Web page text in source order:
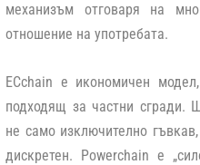
механизъм отговаря на
отношение на употребата.
ECchain е икономичен
подходящ за частни сгради.
не само изключително
дискретен. Powerchain е